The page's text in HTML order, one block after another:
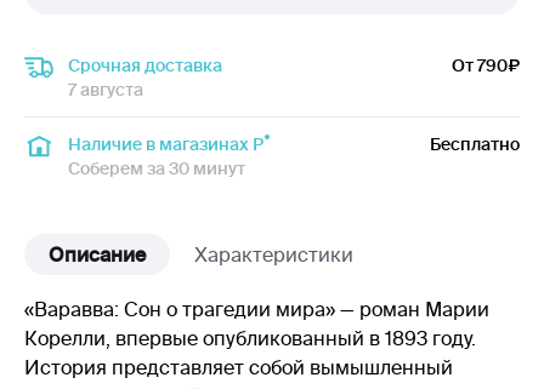
Срочная доставка
7 августа
От 790
Наличие в магазинах Р
Соберем за 30 минут
Бесплатно
Описание Характеристики
«Варавва: Сон о трагедии мира» — роман Марии
Корелли, впервые опубликованный в 1893 году.
История представляет собой вымышленный